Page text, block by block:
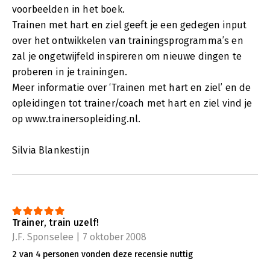
voorbeelden in het boek.
Trainen met hart en ziel geeft je een gedegen input
over het ontwikkelen van trainingsprogramma’s en
zal je ongetwijfeld inspireren om nieuwe dingen te
proberen in je trainingen.
Meer informatie over ‘Trainen met hart en ziel’ en de
opleidingen tot trainer/coach met hart en ziel vind je
op www.trainersopleiding.nl.
Silvia Blankestijn
Trainer, train uzelf!
J.F. Sponselee | 7 oktober 2008
2 van 4 personen vonden deze recensie nuttig